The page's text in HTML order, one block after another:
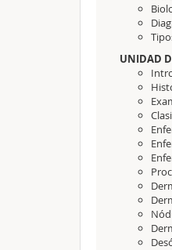
UNIDAD